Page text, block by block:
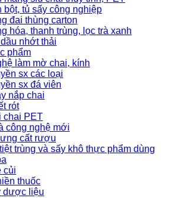
bột, tủ sấy công nghiệp
đai thùng carton
hóa, thanh trùng, lọc trà xanh
nhớt thải
phẩm
làm mờ chai, kính
sx các loại
sx đá viên
nắp chai
rót
chai PET
công nghệ mới
cất rượu
trùng và sấy khô thực phẩm dùng
củi
thuốc
dược liệu